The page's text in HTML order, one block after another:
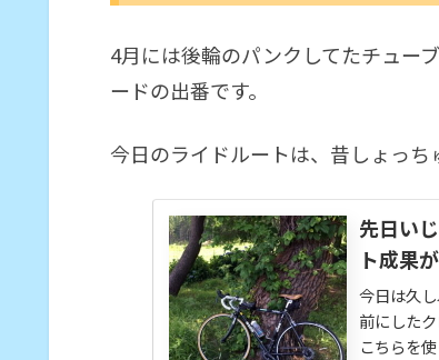
4月には後輪のパンクしてたチュー
ードの出番です。
今日のライドルートは、昔しょっち
先日い
ト成果
今日は久
前にした
こちらを